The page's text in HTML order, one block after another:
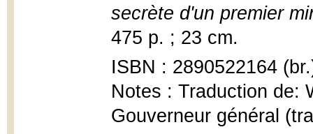
secrète d'un premier
475 p. ; 23 cm.
ISBN : 2890522164
Notes : Traduction de:
Gouverneur général